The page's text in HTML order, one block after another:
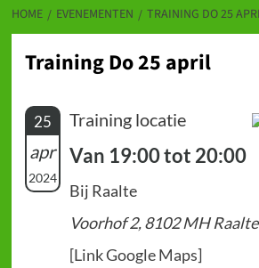
HOME EVENEMENTEN TRAINING DO 25
Training Do 25 april
25
apr
2024
Training locatie
Van 19:00 tot 20:00
Bij Raalte
Voorhof 2, 8102 MH Raalte
[Link Google Maps]